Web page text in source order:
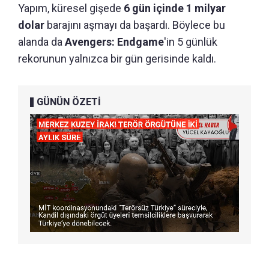
Yapım, küresel gişede 6 gün içinde 1 milyar
dolar barajını aşmayı da başardı. Böylece bu
alanda daAvengers: Endgame'in 5 günlük
rekorunun yalnızca bir gün gerisinde kaldı.
GÜNÜN ÖZETİ